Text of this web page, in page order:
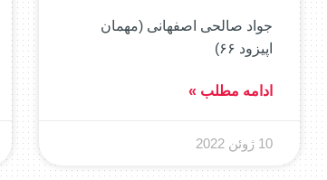
جواد صالحی اصفهانی (مهمان
اپیزود ۶۶)
ادامه مطلب »
10 ژوئن 2022